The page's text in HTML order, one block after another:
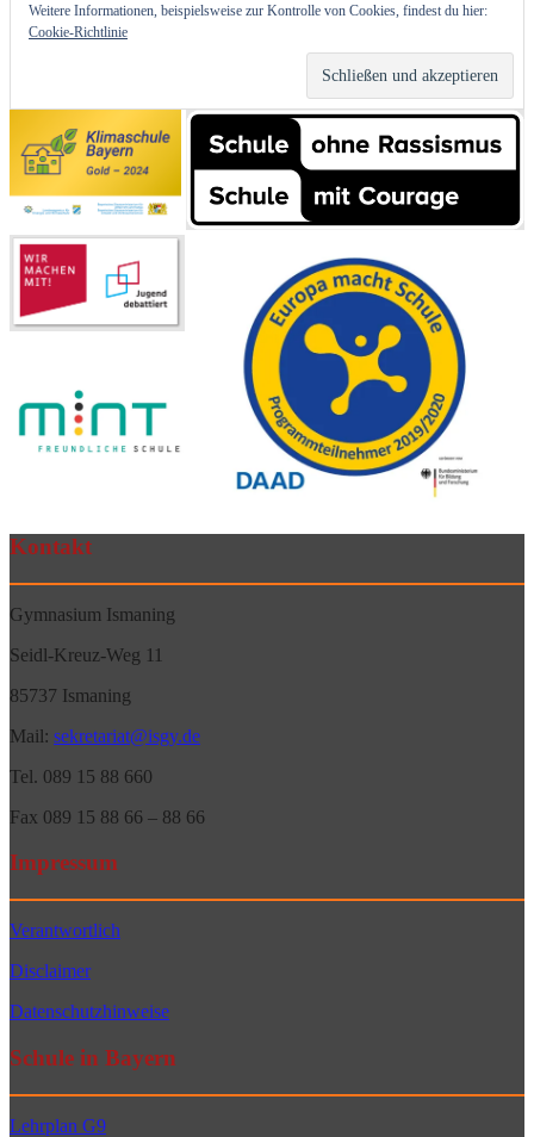
Weitere Informationen, beispielsweise zur Kontrolle von Cookies, findest du hier:
Cookie-Richtlinie
Kontakt
Gymnasium Ismaning
Seidl-Kreuz-Weg 11
85737 Ismaning
Mail: sekretariat@isgy.de
Tel. 089 15 88 660
Fax 089 15 88 66 – 88 66
Impressum
Verantwortlich
Disclaimer
Datenschutzhinweise
Schule in Bayern
Lehrplan G9